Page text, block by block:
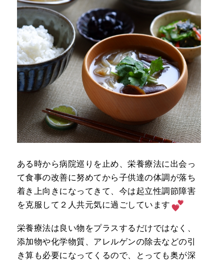
ある時から病院巡りを止め、栄養療法に出会っ
て食事の改善に努めてから子供達の体調が落ち
着き上向きになってきて、今は起立性調節障害
を克服して２人共元気に過ごしています
栄養療法は良い物をプラスするだけではなく、
添加物や化学物質、アレルゲンの除去などの引
き算も必要になってくるので、とっても奥が深